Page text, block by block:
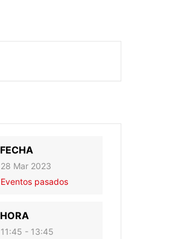
FECHA
28 Mar 2023
Eventos pasados
HORA
11:45 - 13:45